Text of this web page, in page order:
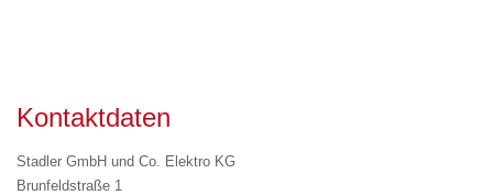
Kontaktdaten
Stadler GmbH und Co. Elektro KG
Brunfeldstraße 1